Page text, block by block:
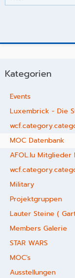
Kategorien
Events
Luxembrick - Die
MOC Datenbank
AFOL.lu Mitglieder
Military
Projektgruppen
Lauter Steine (
Members Galerie
STAR WARS
MOC's
Ausstellungen